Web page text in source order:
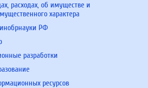
расходах, об имуществе и
характера
РФ
разработки
ресурсов